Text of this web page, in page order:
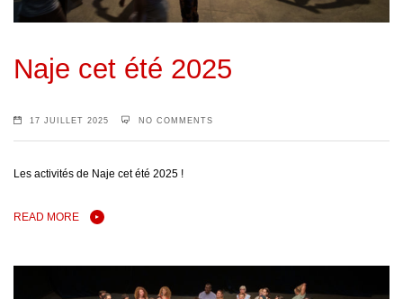
Naje cet été 2025
17 JUILLET 2025 NO COMMENTS
Les activités de Naje cet été 2025 !
READ MORE